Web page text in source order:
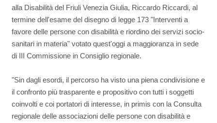
alla Disabilità del Friuli Venezia Giulia, Riccardo Riccardi, al
termine dell'esame del disegno di legge 173 "Interventi a
favore delle persone con disabilità e riordino dei servizi socio-
sanitari in materia" votato quest'oggi a maggioranza in sede
di III Commissione in Consiglio regionale.
"Sin dagli esordi, il percorso ha visto una piena condivisione e
il confronto più trasparente e propositivo con tutti i soggetti
coinvolti e coi portatori di interesse, in primis con la Consulta
regionale delle associazioni delle persone con disabilità e